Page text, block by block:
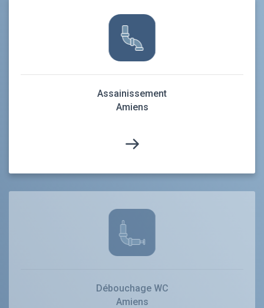
Assainissement
Amiens
Débouchage WC
Amiens